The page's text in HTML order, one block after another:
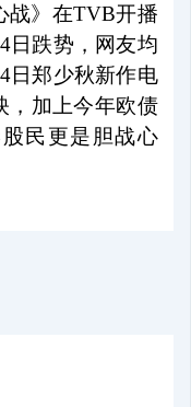
战》在TVB开播
日跌势，网友均
日郑少秋新作电
，加上今年欧债
民更是胆战心